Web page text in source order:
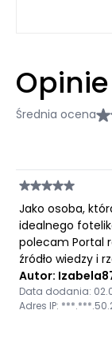
Średnia ocena
Jako osoba,
idealnego
polecam Portal
źródło wiedzy i
Autor:
Data dodania:
Adres IP: